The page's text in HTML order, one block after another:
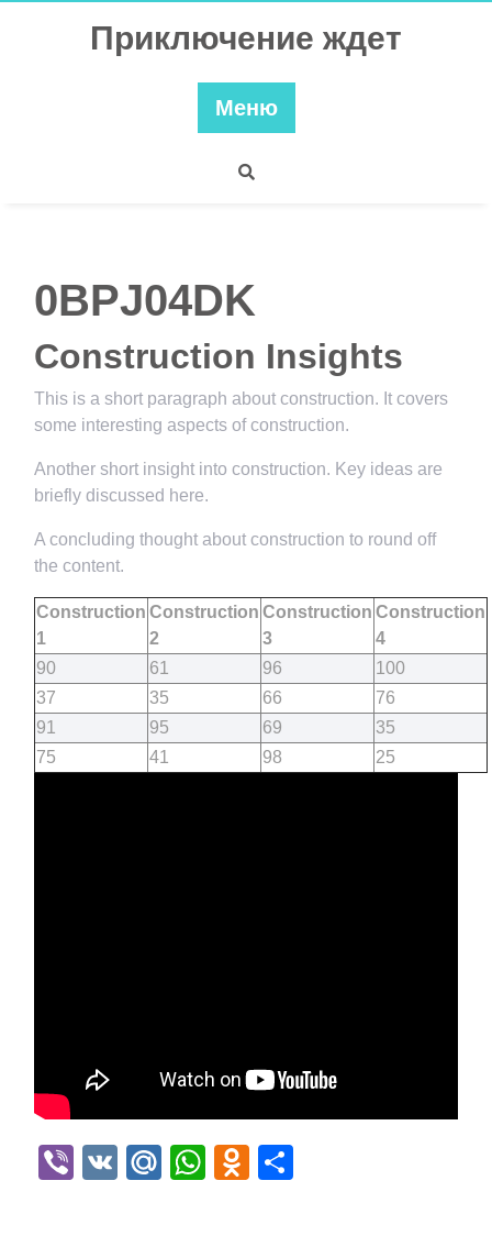
Приключение ждет
Меню
0BPJ04DK
Construction Insights
This is a short paragraph about construction. It covers
some interesting aspects of construction.
Another short insight into construction. Key ideas are
briefly discussed here.
A concluding thought about construction to round off
the content.
Construction
1
Construction
2
Construction
3
Construction
4
90
61 96
100
37
35 66
76
91
95 69
35
75
41 98 25
Viber
VK Mail.Ru
WhatsApp
Odnoklassniki